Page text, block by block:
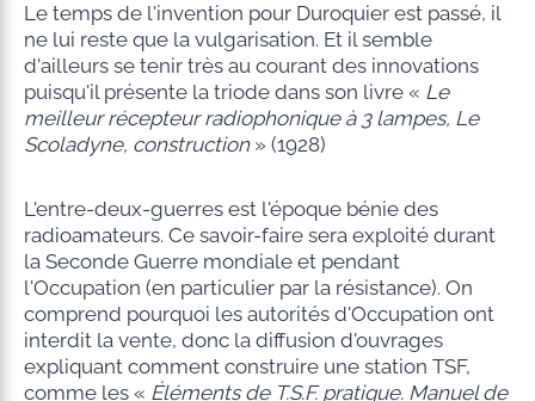
Le temps de l'invention pour Duroquier est passé, il
ne lui reste que la vulgarisation. Et il semble
d'ailleurs se tenir très au courant des innovations
puisqu'il présente la triode dans son livre « Le
meilleur récepteur radiophonique à 3 lampes, Le
Scoladyne, construction» (1928)
L'entre-deux-guerres est l'époque bénie des
radioamateurs. Ce savoir-faire sera exploité durant
la Seconde Guerre mondiale et pendant
l'Occupation (en particulier par la résistance). On
comprend pourquoi les autorités d'Occupation ont
interdit la vente, donc la diffusion d'ouvrages
expliquant comment construire une station TSF,
comme les « Éléments de T.S.F. pratique. Manuel de